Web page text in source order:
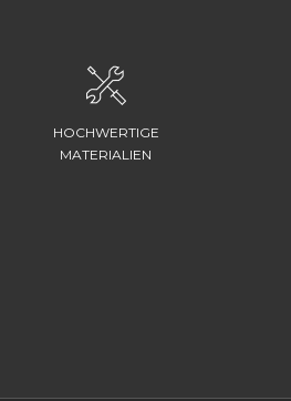
HOCHWERTIGE
MATERIALIEN